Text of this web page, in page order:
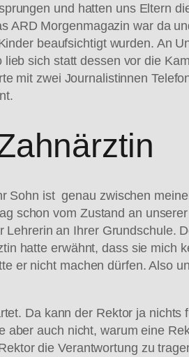
und hatten uns Eltern
ARD Morgenmagazin war da
beaufsichtigt wurden. An
sich statt dessen vor die
mit zwei Journalistinnen
Sohn ist genau zwischen
schon vom Zustand an
an Ihrer Grundschule.
hatte erwähnt, dass sie mich
er nicht machen dürfen. Also
Da kann der Rektor ja
auch nicht, warum eine
die Verantwortung zu